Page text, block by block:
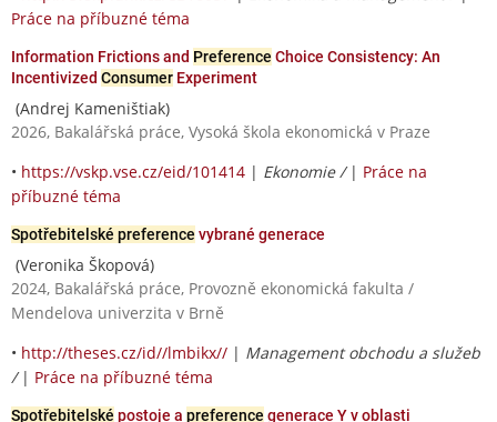
Práce na příbuzné téma
Information Frictions and Preference Choice Consistency: An
Incentivized Consumer Experiment
(Andrej Kameništiak)
2026, Bakalářská práce, Vysoká škola ekonomická v Praze
• https://vskp.vse.cz/eid/101414 | Ekonomie / | Práce na
příbuzné téma
Spotřebitelské preference vybrané generace
(Veronika Škopová)
2024, Bakalářská práce, Provozně ekonomická fakulta /
Mendelova univerzita v Brně
• http://theses.cz/id//lmbikx// | Management obchodu a služeb
/ | Práce na příbuzné téma
Spotřebitelské postoje a preference generace Y v oblasti